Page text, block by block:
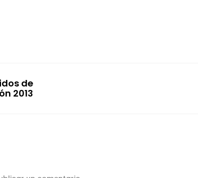
de
2013